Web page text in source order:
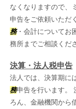
なくなりますので、
申告をご依頼いただ
務・会計についてお
務所までご相談くだ
決算・法人税申告
法人では、決算期に
務申告を行います。
ろん、金融機関から